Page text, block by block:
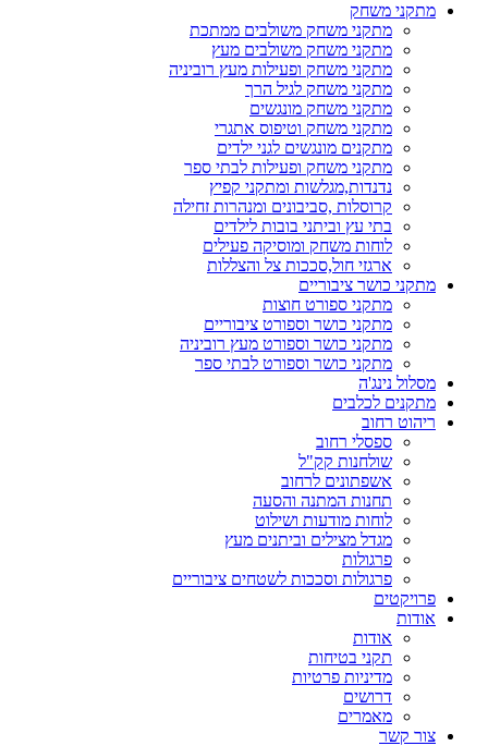
מתקני משחק
מתקני משחק משולבים ממתכת
מתקני משחק משולבים מעץ
מתקני משחק ופעילות מעץ רוביניה
מתקני משחק לגיל הרך
מתקני משחק מונגשים
מתקני משחק וטיפוס אתגרי
מתקנים מונגשים לגני ילדים
מתקני משחק ופעילות לבתי ספר
נדנדות,מגלשות ומתקני קפיץ
קרוסלות ,סביבונים ומנהרות זחילה
בתי עץ וביתני בובות לילדים
לוחות משחק ומוסיקה פעילים
ארגזי חול,סככות צל והצללות
מתקני כושר ציבוריים
מתקני ספורט חוצות
מתקני כושר וספורט ציבוריים
מתקני כושר וספורט מעץ רוביניה
מתקני כושר וספורט לבתי ספר
מסלול נינג'ה
מתקנים לכלבים
ריהוט רחוב
ספסלי רחוב
שולחנות קק"ל
אשפתונים לרחוב
תחנות המתנה והסעה
לוחות מודעות ושילוט
מגדל מצילים וביתנים מעץ
פרגולות
פרגולות וסככות לשטחים ציבוריים
פרויקטים
אודות
אודות
תקני בטיחות
מדיניות פרטיות
דרושים
מאמרים
צור קשר